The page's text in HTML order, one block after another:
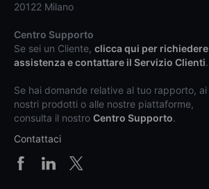
20122 Milano
Centro Supporto
Se sei un Cliente, clicca qui per richiedere
assistenza e contattare il Servizio Clienti.
Se hai domande relative al tuo rapporto, ai
nostri prodotti o alle nostre piattaforme,
consulta il nostro Centro Supporto.
Contattaci